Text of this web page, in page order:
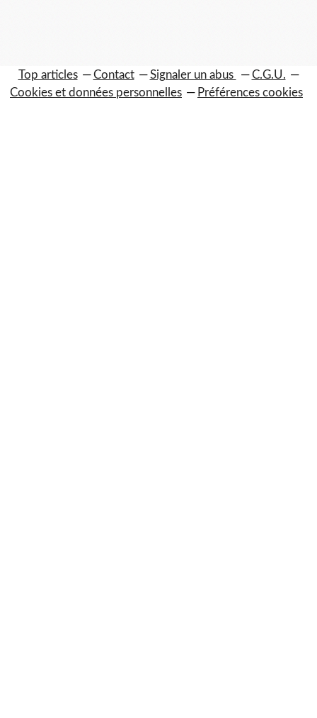
Top articles Contact Signaler un abus
C.G.U.
Cookies et données personnelles
Préférences cookies